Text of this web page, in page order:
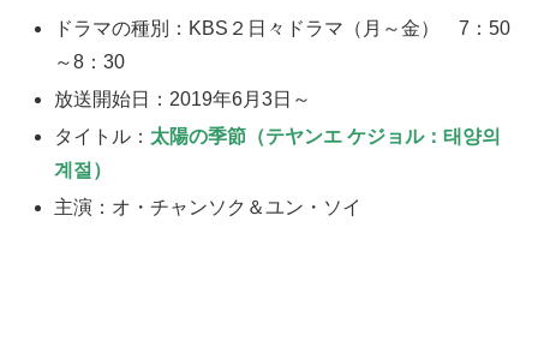
ドラマの種別：KBS２日々ドラマ（月～金） 7：50
～8：30
放送開始日：2019年6月3日～
タイトル： 太陽の季節（テヤンエ ケジョル：태양의
계절）
主演：オ・チャンソク＆ユン・ソイ